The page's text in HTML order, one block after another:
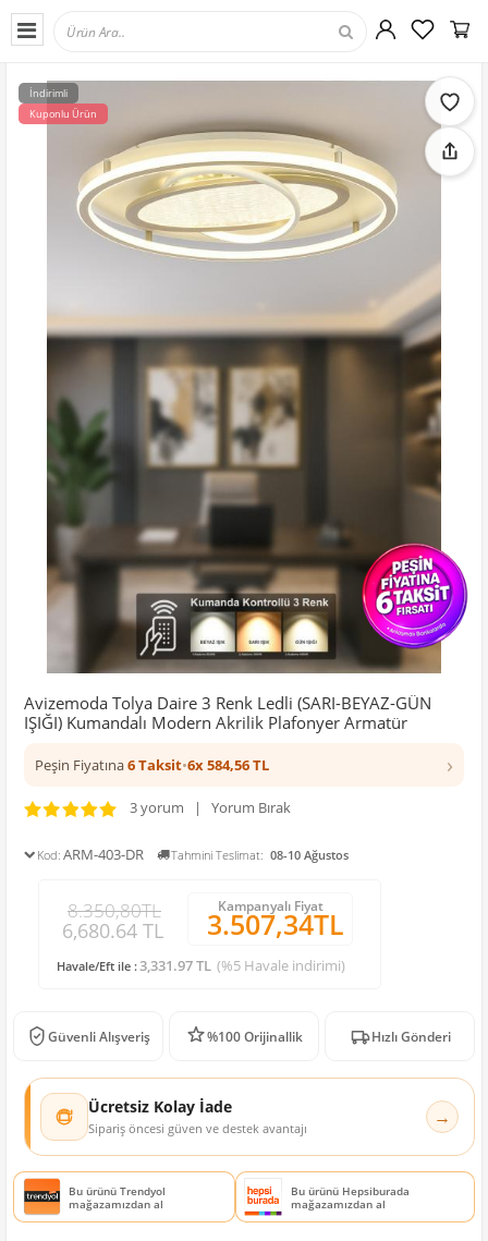
İndirimli
Kuponlu Ürün
Avizemoda Tolya Daire 3 Renk Ledli (SARI-BEYAZ-GÜN
IŞIĞI) Kumandalı Modern Akrilik Plafonyer Armatür
Peşin Fiyatına6 Taksit•6x 584,56 TL ›
3 yorum | Yorum Bırak
Kod: ARM-403-DR Tahmini Teslimat: 08-10 Ağustos
8.350,80TL
6,680.64 TL
Kampanyalı Fiyat
3.507,34TL
Havale/Eft ile :3,331.97 TL (%5 Havale indirimi)
Güvenli Alışveriş %100 Orijinallik Hızlı Gönderi
Ücretsiz Kolay İade
Sipariş öncesi güven ve destek avantajı →
Bu ürünü Trendyol
mağazamızdan al
Bu ürünü Hepsiburada
mağazamızdan al